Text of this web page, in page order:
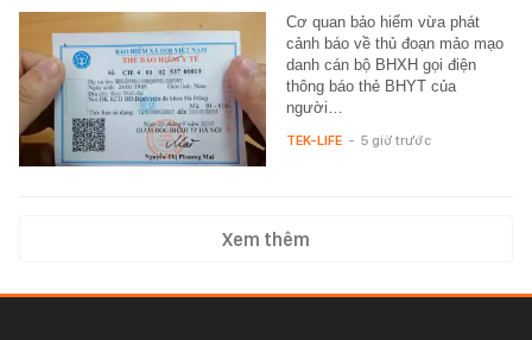
Cơ quan bảo hiểm vừa phát
cảnh báo về thủ đoạn mảo mạo
danh cán bộ BHXH gọi điện
thông báo thẻ BHYT của
người…
TEK-LIFE - 5 giờ trước
Xem thêm